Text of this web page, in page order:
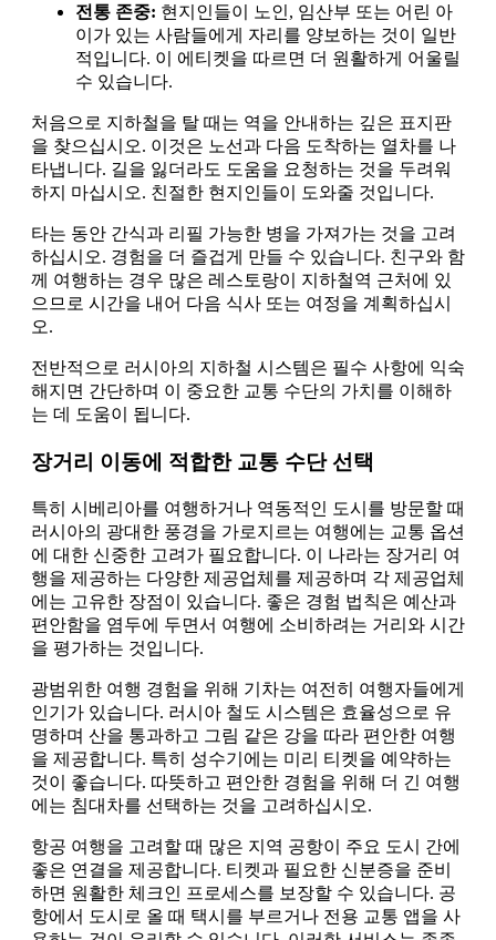
전통 존중: 현지인들이 노인, 임산부 또는 어린 아
이가 있는 사람들에게 자리를 양보하는 것이 일반
적입니다. 이 에티켓을 따르면 더 원활하게 어울릴
수 있습니다.
처음으로 지하철을 탈 때는 역을 안내하는 깊은 표지판
을 찾으십시오. 이것은 노선과 다음 도착하는 열차를 나
타냅니다. 길을 잃더라도 도움을 요청하는 것을 두려워
하지 마십시오. 친절한 현지인들이 도와줄 것입니다.
타는 동안 간식과 리필 가능한 병을 가져가는 것을 고려
하십시오. 경험을 더 즐겁게 만들 수 있습니다. 친구와 함
께 여행하는 경우 많은 레스토랑이 지하철역 근처에 있
으므로 시간을 내어 다음 식사 또는 여정을 계획하십시
오.
전반적으로 러시아의 지하철 시스템은 필수 사항에 익숙
해지면 간단하며 이 중요한 교통 수단의 가치를 이해하
는 데 도움이 됩니다.
장거리 이동에 적합한 교통 수단 선택
특히 시베리아를 여행하거나 역동적인 도시를 방문할 때
러시아의 광대한 풍경을 가로지르는 여행에는 교통 옵션
에 대한 신중한 고려가 필요합니다. 이 나라는 장거리 여
행을 제공하는 다양한 제공업체를 제공하며 각 제공업체
에는 고유한 장점이 있습니다. 좋은 경험 법칙은 예산과
편안함을 염두에 두면서 여행에 소비하려는 거리와 시간
을 평가하는 것입니다.
광범위한 여행 경험을 위해 기차는 여전히 여행자들에게
인기가 있습니다. 러시아 철도 시스템은 효율성으로 유
명하며 산을 통과하고 그림 같은 강을 따라 편안한 여행
을 제공합니다. 특히 성수기에는 미리 티켓을 예약하는
것이 좋습니다. 따뜻하고 편안한 경험을 위해 더 긴 여행
에는 침대차를 선택하는 것을 고려하십시오.
항공 여행을 고려할 때 많은 지역 공항이 주요 도시 간에
좋은 연결을 제공합니다. 티켓과 필요한 신분증을 준비
하면 원활한 체크인 프로세스를 보장할 수 있습니다. 공
항에서 도시로 올 때 택시를 부르거나 전용 교통 앱을 사